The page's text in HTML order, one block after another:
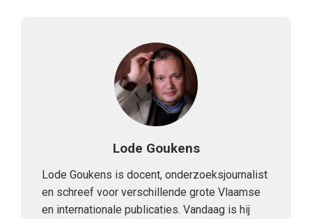
Lode Goukens
Lode Goukens is docent, onderzoeksjournalist
en schreef voor verschillende grote Vlaamse
en internationale publicaties. Vandaag is hij